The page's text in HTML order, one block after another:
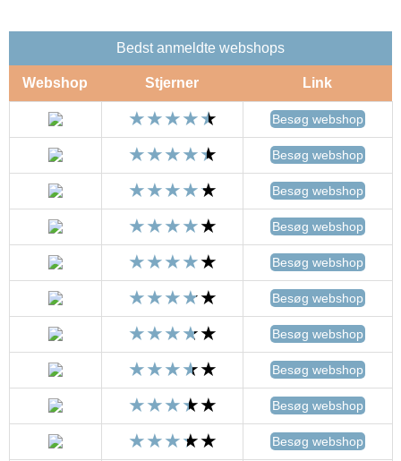
Bedst anmeldte webshops
Webshop Stjerner Link
Besøg webshop
Besøg webshop
Besøg webshop
Besøg webshop
Besøg webshop
Besøg webshop
Besøg webshop
Besøg webshop
Besøg webshop
Besøg webshop